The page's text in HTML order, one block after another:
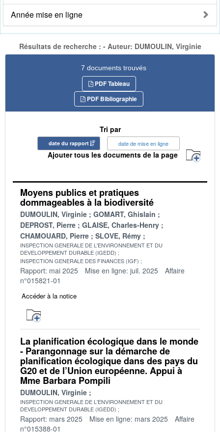
Année mise en ligne
Résultats de recherche : - Auteur: DUMOULIN, Virginie
7 documents trouvés
PDF Tableau
PDF Bibliographie
Tri par
date du rapport date de mise en ligne
Ajouter tous les documents de la page
Moyens publics et pratiques
dommageables à la biodiversité
DUMOULIN, Virginie
GOMART, Ghislain
DEPROST, Pierre
GLAISE, Charles-Henry
CHAMOUARD, Pierre
SLOVE, Rémy
INSPECTION GENERALE DE L'ENVIRONNEMENT ET DU
DEVELOPPEMENT DURABLE (IGEDD)
INSPECTION GENERALE DES FINANCES (IGF)
Rapport: mai 2025 Mise en ligne: juil. 2025
Affaire
n°015821-01
Accéder à la notice
La planification écologique dans le monde
- Parangonnage sur la démarche de
planification écologique dans des pays du
G20 et de l’Union européenne. Appui à
Mme Barbara Pompili
DUMOULIN, Virginie
INSPECTION GENERALE DE L'ENVIRONNEMENT ET DU
DEVELOPPEMENT DURABLE (IGEDD)
Rapport: mars 2025 Mise en ligne: mars 2025
Affaire
n°015388-01